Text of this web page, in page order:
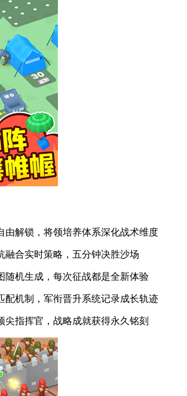
由解锁，将领培养体系深化战术维度
融合实时策略，五分钟决胜沙场
随机生成，每次征战都是全新体验
配机制，军衔晋升系统记录成长轨迹
尖指挥官，战略成就获得永久铭刻